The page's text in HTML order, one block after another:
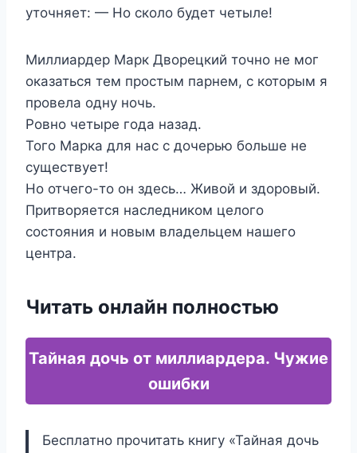
уточняет: — Но сколо будет четыле!
Миллиардер Марк Дворецкий точно не мог
оказаться тем простым парнем, с которым я
провела одну ночь.
Ровно четыре года назад.
Того Марка для нас с дочерью больше не
существует!
Но отчего-то он здесь… Живой и здоровый.
Притворяется наследником целого
состояния и новым владельцем нашего
центра.
Читать онлайн полностью
Тайная дочь от миллиардера. Чужие
ошибки
Бесплатно прочитать книгу «Тайная дочь